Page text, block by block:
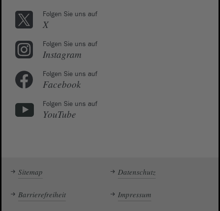
Folgen Sie uns auf
X
Folgen Sie uns auf
Instagram
Folgen Sie uns auf
Facebook
Folgen Sie uns auf
YouTube
Sitemap Datenschutz
Barrierefreiheit Impressum